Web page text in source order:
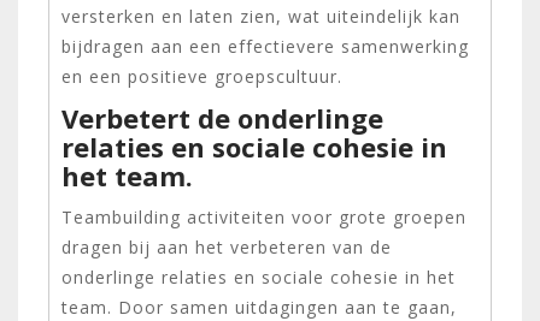
versterken en laten zien, wat uiteindelijk kan
bijdragen aan een effectievere samenwerking
en een positieve groepscultuur.
Verbetert de onderlinge
relaties en sociale cohesie in
het team.
Teambuilding activiteiten voor grote groepen
dragen bij aan het verbeteren van de
onderlinge relaties en sociale cohesie in het
team. Door samen uitdagingen aan te gaan,